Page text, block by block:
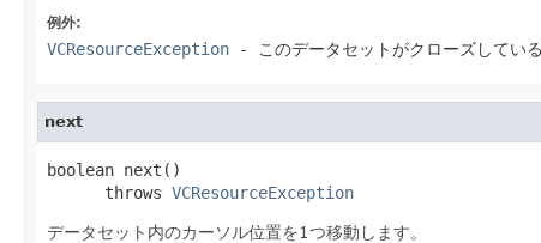
例外:
VCResourceException - このデータセットがクローズしてい
next
boolean next()
      throws
VCResourceException
データセット内のカーソル位置を1つ移動します。